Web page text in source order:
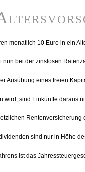
monatlich 10 Euro in ein
bei der zinslosen
Ausübung eines freien
sind Einkünfte
sind nur in Höhe
ist das